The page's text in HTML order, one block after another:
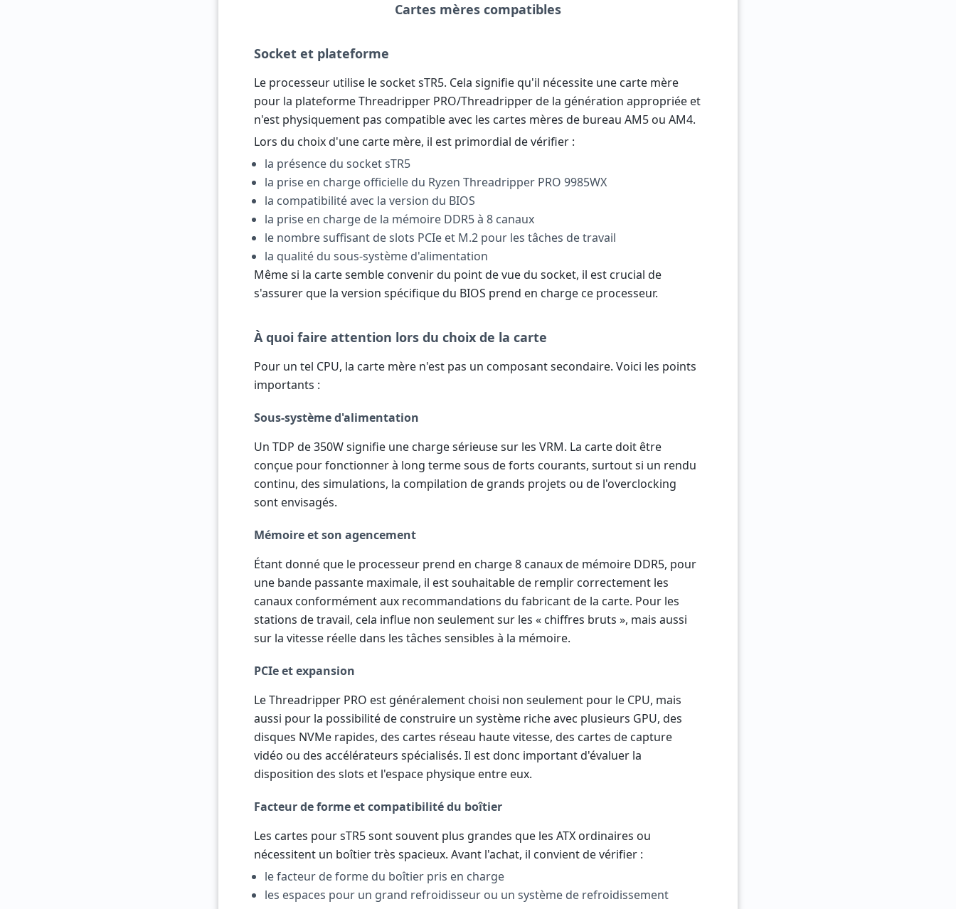
Cartes mères compatibles
Socket et plateforme
Le processeur utilise le socket sTR5. Cela signifie qu'il nécessite une carte mère
pour la plateforme Threadripper PRO/Threadripper de la génération appropriée et
n'est physiquement pas compatible avec les cartes mères de bureau AM5 ou AM4.
Lors du choix d'une carte mère, il est primordial de vérifier :
la présence du socket sTR5
la prise en charge officielle du Ryzen Threadripper PRO 9985WX
la compatibilité avec la version du BIOS
la prise en charge de la mémoire DDR5 à 8 canaux
le nombre suffisant de slots PCIe et M.2 pour les tâches de travail
la qualité du sous-système d'alimentation
Même si la carte semble convenir du point de vue du socket, il est crucial de
s'assurer que la version spécifique du BIOS prend en charge ce processeur.
À quoi faire attention lors du choix de la carte
Pour un tel CPU, la carte mère n'est pas un composant secondaire. Voici les points
importants :
Sous-système d'alimentation
Un TDP de 350W signifie une charge sérieuse sur les VRM. La carte doit être
conçue pour fonctionner à long terme sous de forts courants, surtout si un rendu
continu, des simulations, la compilation de grands projets ou de l'overclocking
sont envisagés.
Mémoire et son agencement
Étant donné que le processeur prend en charge 8 canaux de mémoire DDR5, pour
une bande passante maximale, il est souhaitable de remplir correctement les
canaux conformément aux recommandations du fabricant de la carte. Pour les
stations de travail, cela influe non seulement sur les « chiffres bruts », mais aussi
sur la vitesse réelle dans les tâches sensibles à la mémoire.
PCIe et expansion
Le Threadripper PRO est généralement choisi non seulement pour le CPU, mais
aussi pour la possibilité de construire un système riche avec plusieurs GPU, des
disques NVMe rapides, des cartes réseau haute vitesse, des cartes de capture
vidéo ou des accélérateurs spécialisés. Il est donc important d'évaluer la
disposition des slots et l'espace physique entre eux.
Facteur de forme et compatibilité du boîtier
Les cartes pour sTR5 sont souvent plus grandes que les ATX ordinaires ou
nécessitent un boîtier très spacieux. Avant l'achat, il convient de vérifier :
le facteur de forme du boîtier pris en charge
les espaces pour un grand refroidisseur ou un système de refroidissement